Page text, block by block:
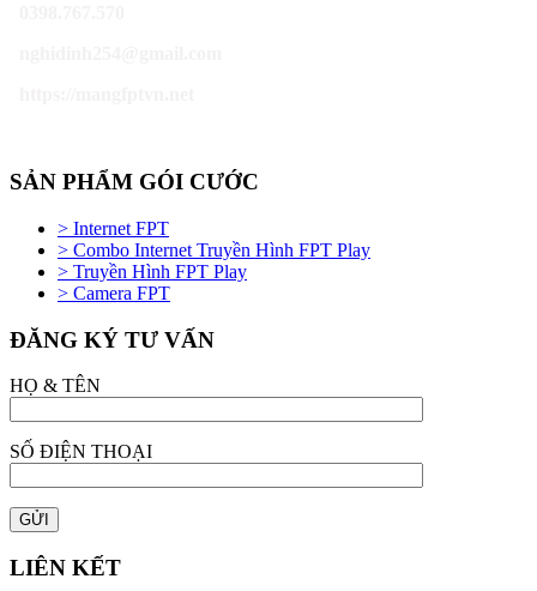
SẢN PHẨM GÓI CƯỚC
> Internet FPT
> Combo Internet Truyền Hình FPT Play
> Truyền Hình FPT Play
> Camera FPT
ĐĂNG KÝ TƯ VẤN
HỌ & TÊN
SỐ ĐIỆN THOẠI
LIÊN KẾT